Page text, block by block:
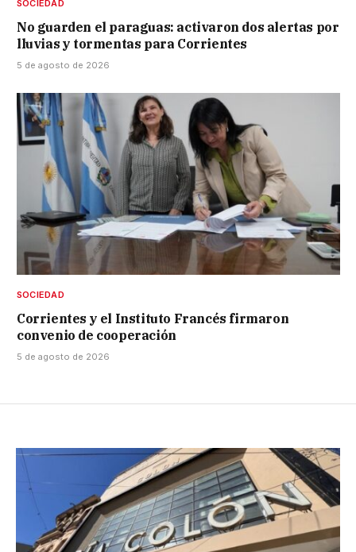
SOCIEDAD
No guarden el paraguas: activaron dos alertas por
lluvias y tormentas para Corrientes
5 de agosto de 2026
SOCIEDAD
Corrientes y el Instituto Francés firmaron
convenio de cooperación
5 de agosto de 2026